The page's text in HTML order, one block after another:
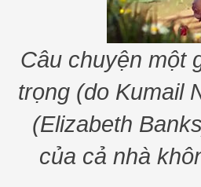
Câu chuyện một
trọng (do Kumail
(Elizabeth
của cả nhà